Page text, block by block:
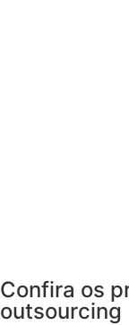
Confira os
outsourcing